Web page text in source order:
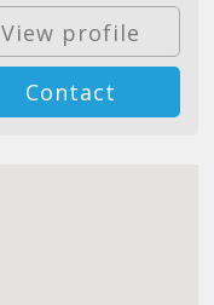
View profile
Contact